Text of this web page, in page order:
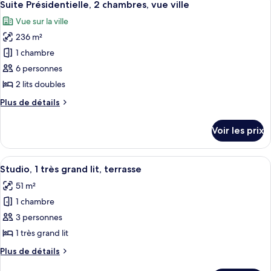
grand
lit
Chambre
Club,
très
grand
lit
toutes
les
photos
pour
ce
type
chambre :
2
chambres,
vue
ville
Suite Présidentielle, 2 chambres, vue ville
Vue sur la ville
236 m²
1 chambre
6 personnes
2 lits doubles
Plus de détails
Plus
le
type
de
Suite
Présidentielle,
chambres,
vue
Voir les prix
Afficher
toutes
les
photos
pour
ce
type
de
Une chambre d’hôtel comprenant
4
Studio, 1 très grand lit, terrasse
51 m²
1 chambre
3 personnes
1 très grand lit
Plus de détails
Plus